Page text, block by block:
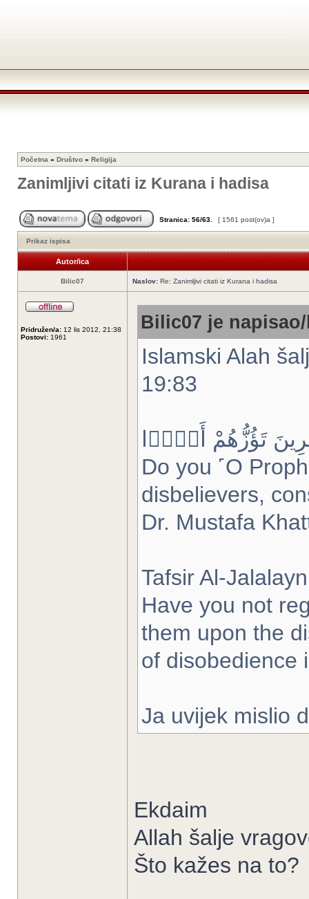
Početna » Društvo » Religija
Zanimljivi citati iz Kurana i hadisa
Stranica: 56/63 [ 1561 post(ov)a ]
Prikaz ispisa
Autor/ica
Bilic07 Naslov: Re: Zanimljivi citati iz Kurana i hadisa
Pridružen/a: 12 lis 2012, 21:38
Postovi: 1961
Bilic07 je
Islamski Alah
19:83
تَؤُزُّهُمْ أَزًّۭا
Do you ˹O
disbelievers,
Dr. Mustafa
Tafsir Al-Jalalayn
Have you not
them upon the
of disobedience
Ja uvijek mislio
Ekdaim
Allah šalje
Što kažes na to?